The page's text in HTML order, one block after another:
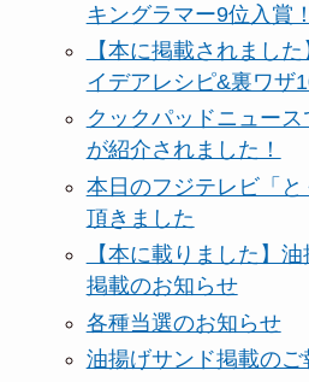
キングラマー9位入賞！
【本に掲載されまし
イデアレシピ&裏ワザ
クックパッドニュー
が紹介されました！
本日のフジテレビ「
頂きました
【本に載りました】
掲載のお知らせ
各種当選のお知らせ
油揚げサンド掲載のご